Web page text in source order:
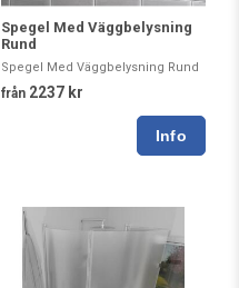
Spegel Med Väggbelysning
Rund
Spegel Med Väggbelysning Rund
från 2237 kr